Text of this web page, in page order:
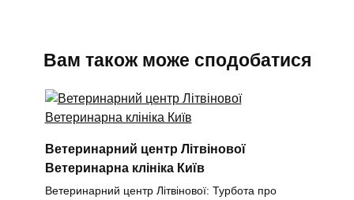
Вам також може сподобатися
Ветеринарний центр Літвінової
Ветеринарна клініка Київ
Ветеринарний центр Літвінової: Турбота про